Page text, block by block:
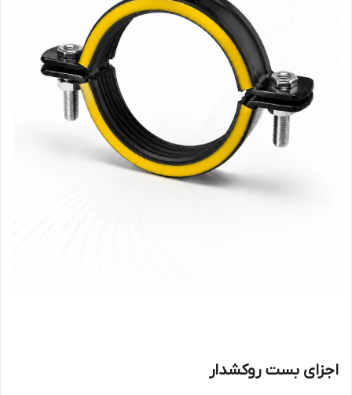
اجزای بست روکشدار